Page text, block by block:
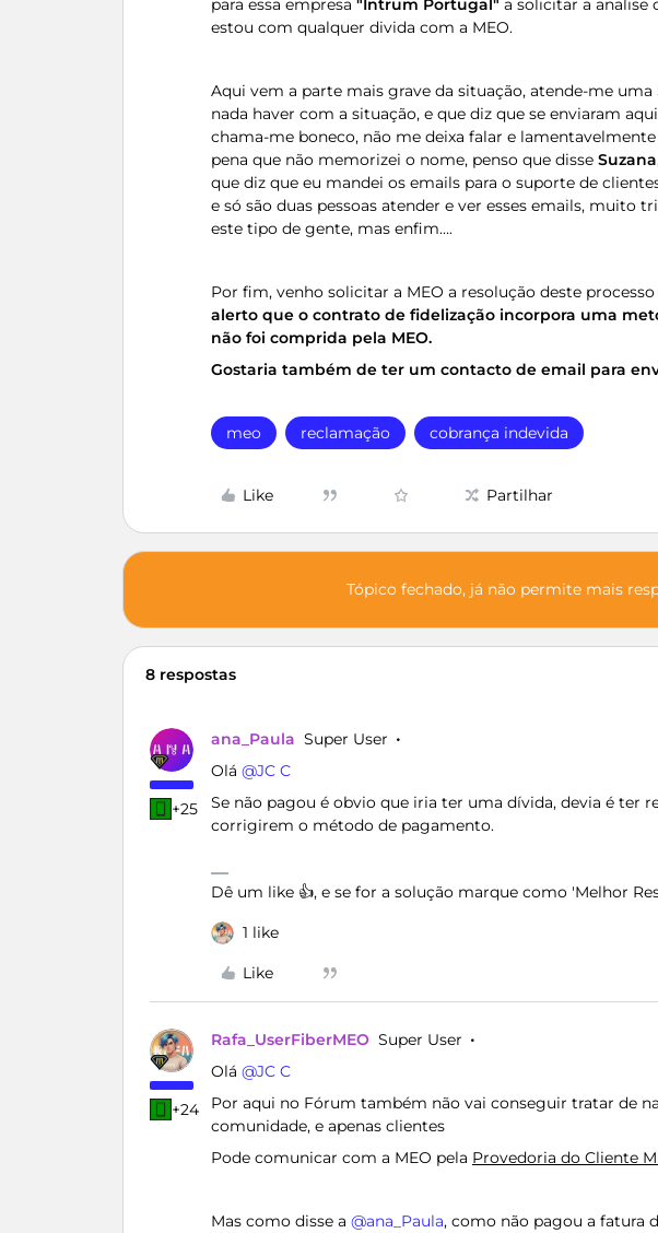
para essa empresa "Intrum Portugal" a solicitar a analise
estou com qualquer divida com a MEO.
Aqui vem a parte mais grave da situação, atende-me
nada haver com a situação, e que diz que se enviaram
chama-me boneco, não me deixa falar e
pena que não memorizei o nome, penso que disse Suzana
que diz que eu mandei os emails para o suporte de
e só são duas pessoas atender e ver esses emails, muito
este tipo de gente, mas enfim….
Por fim, venho solicitar a MEO a resolução deste
alerto que o contrato de fidelização incorpora uma
não foi comprida pela MEO.
Gostaria também de ter um contacto de email para
meo reclamação cobrança indevida
Like Partilhar
Tópico fechado, já não permite mais
8 respostas
+25
ana_Paula Super User
Olá ​ @JC C
Se não pagou é obvio que iria ter uma dívida, devia é ter
corrigirem o método de pagamento.
Dê um like 👍, e se for a solução marque como 'Melhor
1 like
Like
+24
Rafa_UserFiberMEO Super User
Olá ​ @JC C
Por aqui no Fórum também não vai conseguir tratar de
comunidade, e apenas clientes
Pode comunicar com a MEO pela Provedoria do Cliente
Mas como disse a ​ @ana_Paula, como não pagou a fatura